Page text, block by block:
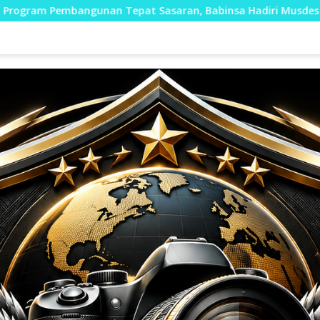
Sasaran, Babinsa Hadiri Musdes Demi Terwujudnya